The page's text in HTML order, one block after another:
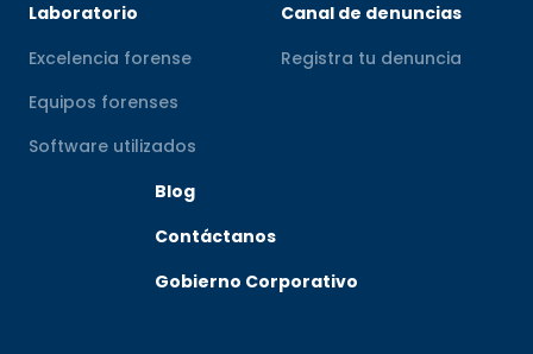
Laboratorio
Excelencia forense
Equipos forenses
Software utilizados
Canal de denuncias
Registra tu denuncia
Blog
Contáctanos
Gobierno Corporativo